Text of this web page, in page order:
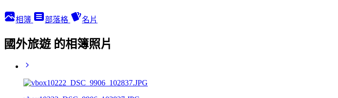
相簿 部落格 名片
國外旅遊 的相簿照片